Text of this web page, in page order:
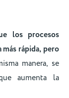
los procesos
rápida, pero
manera, se
aumenta la